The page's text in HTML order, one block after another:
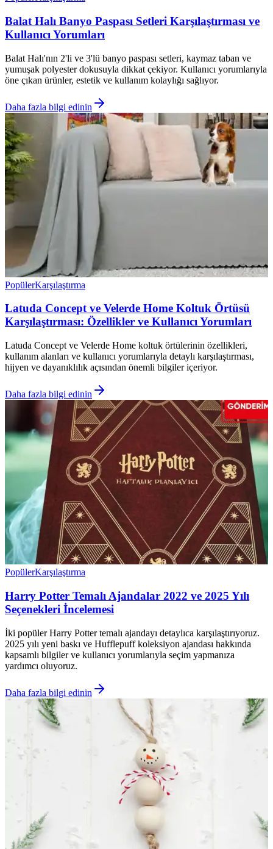
Balat Halı Banyo Paspası Setleri Karşılaştırması ve
Kullanıcı Yorumları
Balat Halı'nın 2'li ve 3'lü banyo paspası setleri, kaymaz taban ve
yumuşak polyester dokusuyla dikkat çekiyor. Kullanıcı yorumlarıyla
öne çıkan ürünler, estetik ve kullanım kolaylığı sağlıyor.
Daha fazla bilgi edinin
PopülerKarşılaştırma
Latuda Concept ve Velerde Home Koltuk Örtüsü
Karşılaştırması: Özellikler ve Kullanıcı Yorumları
Latuda Concept ve Velerde Home koltuk örtülerinin özellikleri,
kullanım alanları ve kullanıcı yorumlarıyla detaylı karşılaştırması,
hijyen ve dayanıklılık açısından önemli bilgiler içeriyor.
Daha fazla bilgi edinin
PopülerKarşılaştırma
Harry Potter Temalı Ajandalar 2022 ve 2025 Yılı
Seçenekleri İncelemesi
İki popüler Harry Potter temalı ajandayı detaylıca karşılaştırıyoruz.
2025 yılı yeni baskı ve Hufflepuff koleksiyon ajandası hakkında
kapsamlı bilgiler ve kullanıcı yorumlarıyla seçim yapmanıza
yardımcı oluyoruz.
Daha fazla bilgi edinin